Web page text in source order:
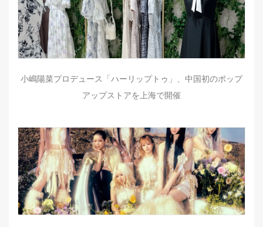
小嶋陽菜プロデュース「ハーリップトゥ」、中国初のポップ
アップストアを上海で開催